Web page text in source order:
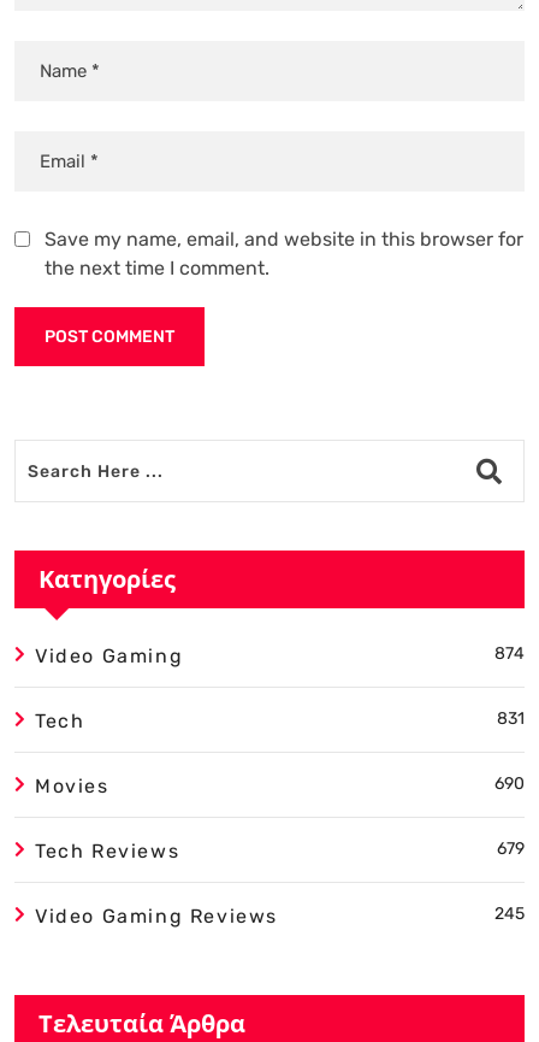
Save my name, email, and website in this browser for
the next time I comment.
Κατηγορίες
Video Gaming 874
Tech 831
Movies 690
Tech Reviews 679
Video Gaming Reviews 245
Τελευταία Άρθρα